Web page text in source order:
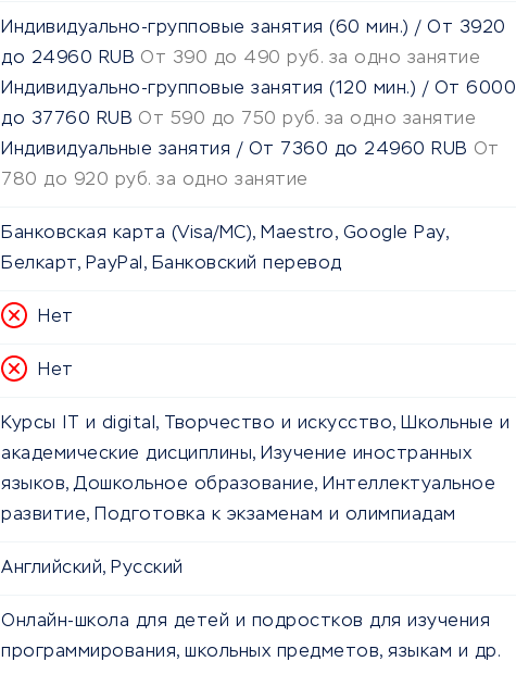
Индивидуально-групповые занятия (60 мин.) / От 3920
до 24960 RUB От 390 до 490 руб. за одно занятие
Индивидуально-групповые занятия (120 мин.) / От 6000
до 37760 RUB От 590 до 750 руб. за одно занятие
Индивидуальные занятия / От 7360 до 24960 RUB От
780 до 920 руб. за одно занятие
Банковская карта (Visa/MC), Maestro, Google Pay,
Белкарт, PayPal, Банковский перевод
Нет
Нет
Курсы IT и digital, Творчество и искусство, Школьные и
академические дисциплины, Изучение иностранных
языков, Дошкольное образование, Интеллектуальное
развитие, Подготовка к экзаменам и олимпиадам
Английский, Русский
Онлайн-школа для детей и подростков для изучения
программирования, школьных предметов, языкам и др.